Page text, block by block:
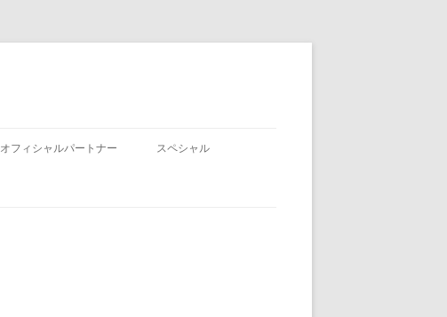
オフィシャルパートナー スペシャル